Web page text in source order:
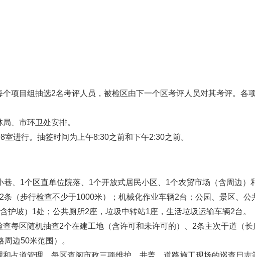
项目组抽选2名考评人员，被检区由下一个区考评人员对其考评。各
、市环卫处安排。
进行。抽签时间为上午8:30之前和下午2:30之前。
、1个区直单位院落、1个开放式居民小区、1个农贸市场（含周边）
（步行检查不少于1000米）；机械化作业车辆2台；公园、景区、
坡）1处；公共厕所2座，垃圾中转站1座，生活垃圾运输车辆2台。
每区随机抽查2个在建工地（含许可和未许可的）、2条主次干道（
边50米范围）。
占道管理。每区查阅市政三项维护、井盖、道路施工现场的巡查日